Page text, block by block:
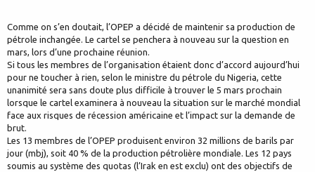
Comme on s’en doutait, l’OPEP a décidé de maintenir sa production de
pétrole inchangée. Le cartel se penchera à nouveau sur la question en
mars, lors d’une prochaine réunion.
Si tous les membres de l’organisation étaient donc d’accord aujourd’hui
pour ne toucher à rien, selon le ministre du pétrole du Nigeria, cette
unanimité sera sans doute plus difficile à trouver le 5 mars prochain
lorsque le cartel examinera à nouveau la situation sur le marché mondial
face aux risques de récession américaine et l’impact sur la demande de
brut.
Les 13 membres de l’OPEP produisent environ 32 millions de barils par
jour (mbj), soit 40 % de la production pétrolière mondiale. Les 12 pays
soumis au système des quotas (l’Irak en est exclu) ont des objectifs de